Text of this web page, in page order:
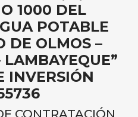
1000 DEL
POTABLE
DE OLMOS –
INVERSIÓN
CONTRATACIÓN